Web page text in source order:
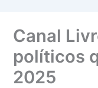
Canal
políticos
2025